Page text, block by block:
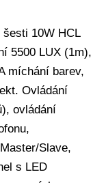
10W HCL
5500 LUX (1m),
míchání barev,
Ovládání
ovládání
Slave,
s LED